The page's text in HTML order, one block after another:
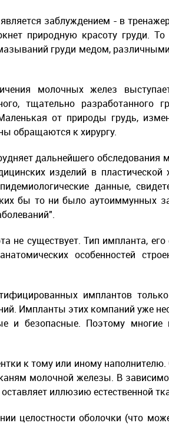
заблуждением - в
природную красоту груди.
груди медом,
молочных желез
тщательно разработанного
от природы грудь,
обращаются к хирургу.
дальнейшего
изделий в
данные,
бы то ни было аутоиммунных
не существует. Тип импланта,
особенностей
имплантов
Импланты этих компаний уже
безопасные. Поэтому многие
к тому или иному
молочной железы. В
иллюзию естественной
целостности оболочки (что